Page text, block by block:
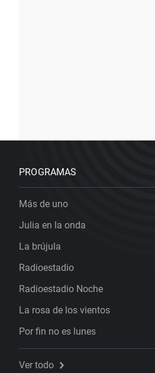
PROGRAMAS
Más de uno
Julia en la onda
La brújula
Radioestadio
Radioestadio Noche
La rosa de los vientos
Por fin no es lunes
Ver todo